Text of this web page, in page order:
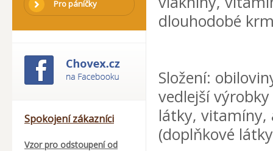
Pro páníčky
Spokojení zákazníci
Vzor pro odstoupení od
dlouhodobé
Složení:
vedlejší
látky, vitamíny,
(doplňkové